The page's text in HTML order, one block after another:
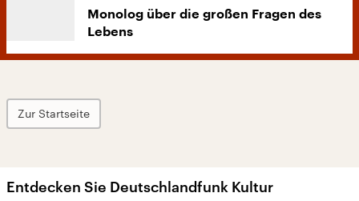
Monolog über die großen Fragen des
Lebens
Zur Startseite
Entdecken Sie Deutschlandfunk Kultur